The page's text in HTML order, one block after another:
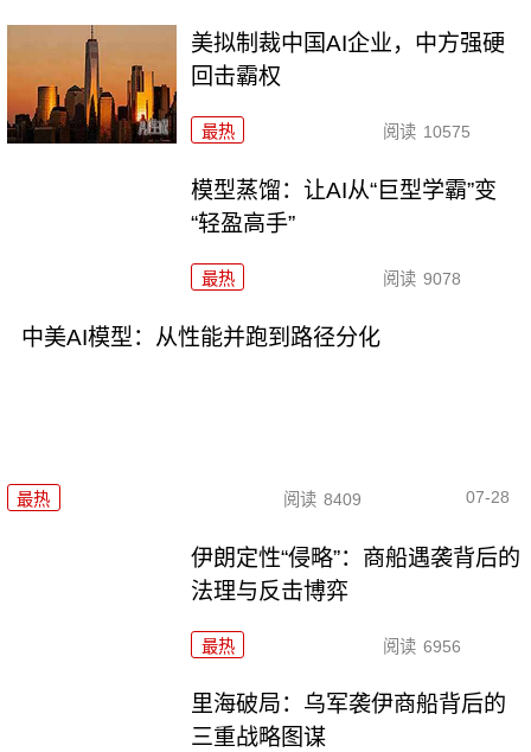
美拟制裁中国AI企业，中方强硬
回击霸权
最热 阅读 10575
模型蒸馏：让AI从“巨型学霸”变
“轻盈高手”
最热 阅读 9078
中美AI模型：从性能并跑到路径分化
最热 阅读 8409 07-28
伊朗定性“侵略”：商船遇袭背后的
法理与反击博弈
最热 阅读 6956
里海破局：乌军袭伊商船背后的
三重战略图谋